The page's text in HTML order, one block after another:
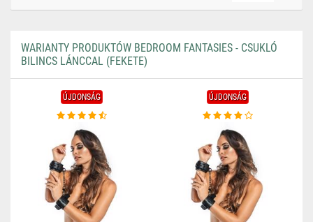
WARIANTY PRODUKTÓW BEDROOM FANTASIES - CSUKLÓ
BILINCS LÁNCCAL (FEKETE)
ÚJDONSÁG ÚJDONSÁG